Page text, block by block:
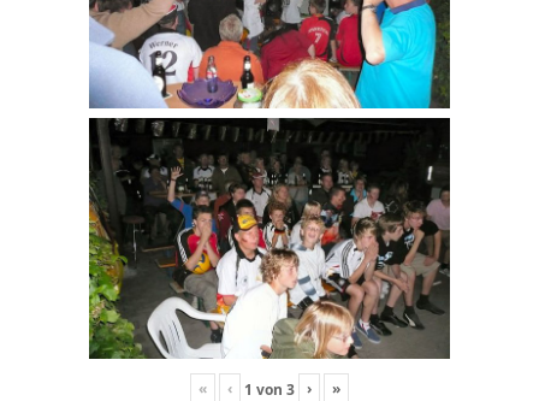
« ‹ 1 von 3 › »